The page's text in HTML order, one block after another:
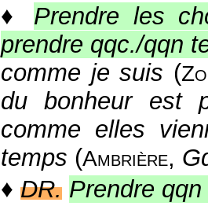
♦ Prendre les
prendre qqc./qqn
comme je suis (
du bonheur est
comme elles
temps (Ambrière,
♦ DR. Prendre